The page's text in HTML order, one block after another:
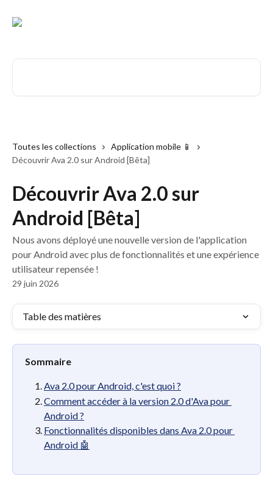
Toutes les collections
Application mobile 📱
Découvrir Ava 2.0 sur Android [Bêta]
Découvrir Ava 2.0 sur
Android [Bêta]
Nous avons déployé une nouvelle version de l'application
pour Android avec plus de fonctionnalités et une expérience
utilisateur repensée !
29 juin 2026
Table des matières
Sommaire
Ava 2.0 pour Android, c'est quoi ?
Comment accéder à la version 2.0 d'Ava pour
Android ?
Fonctionnalités disponibles dans Ava 2.0 pour
Android 🤖